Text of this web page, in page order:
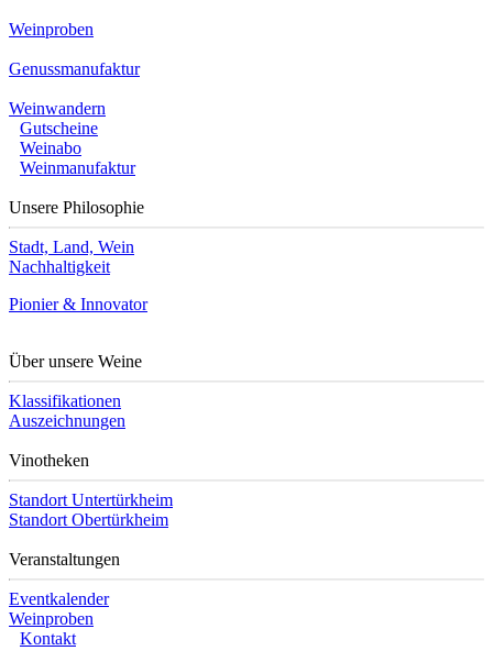
Weinproben
Genussmanufaktur
Weinwandern
Gutscheine
Weinabo
Weinmanufaktur
Unsere Philosophie
Stadt, Land, Wein
Nachhaltigkeit
Pionier & Innovator
Über unsere Weine
Klassifikationen
Auszeichnungen
Vinotheken
Standort Untertürkheim
Standort Obertürkheim
Veranstaltungen
Eventkalender
Weinproben
Kontakt